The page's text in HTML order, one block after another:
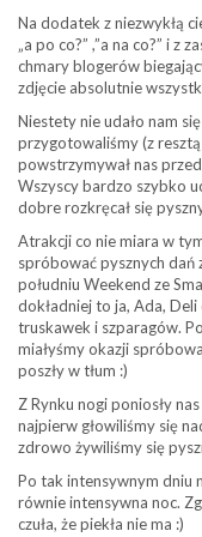
Na dodatek z niezwykłą
„a po co?” ,”a na co?” i z
chmary blogerów
zdjęcie absolutnie
Niestety nie udało nam
przygotowaliśmy (z
powstrzymywał nas
Wszyscy bardzo szybko
dobre rozkręcał się
Atrakcji co nie miara w
spróbować pysznych dań
południu Weekend ze
dokładniej to ja, Ada,
truskawek i szparagów.
miałyśmy okazji
poszły w tłum :)
Z Rynku nogi poniosły
najpierw głowiliśmy się
zdrowo żywiliśmy się
Po tak intensywnym dniu
równie intensywna noc.
czuła, że piekła nie ma :)